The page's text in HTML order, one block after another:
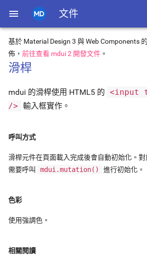
menu 文件
基於 Material Design 3 與 Web Components
佈， 前往查看 mdui 2 開發文件。
滑桿
mdui 的滑桿使用 HTML5 的 <input
/> 輸入框實作。
呼叫方式
滑桿元件在頁面載入完成後會自動初始化。對
需要呼叫
mdui.mutation() 進行初始化。
色彩
使用強調色。
相關閱讀